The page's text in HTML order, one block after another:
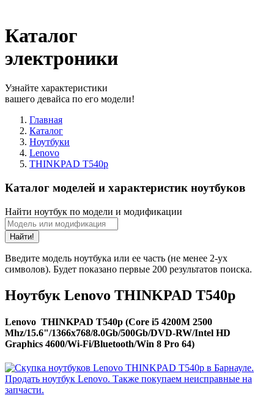
Каталог
электроники
Узнайте характеристики
вашего девайса по его модели!
Главная
Каталог
Ноутбуки
Lenovo
THINKPAD T540p
Каталог моделей и характеристик ноутбуков
Найти ноутбук по модели и модификации
Найти!
Введите модель ноутбука или ее часть (не менее 2-ух
символов). Будет показано первые 200 результатов поиска.
Ноутбук Lenovo THINKPAD T540p
Lenovo THINKPAD T540p (Core i5 4200M 2500
Mhz/15.6"/1366x768/8.0Gb/500Gb/DVD-RW/Intel HD
Graphics 4600/Wi-Fi/Bluetooth/Win 8 Pro 64)